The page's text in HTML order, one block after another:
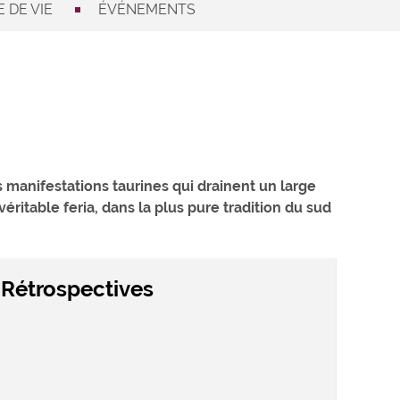
DE VIE ÉVÉNEMENTS
manifestations taurines qui drainent un large
feria, dans la plus pure tradition du sud
Rétrospectives